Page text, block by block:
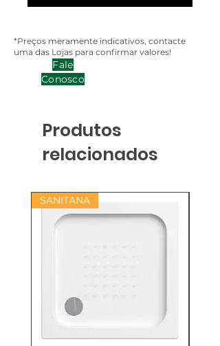
*Preços meramente indicativos, contacte
uma das Lojas para confirmar valores!
Fale
Conosco
Produtos
relacionados
SANITANA